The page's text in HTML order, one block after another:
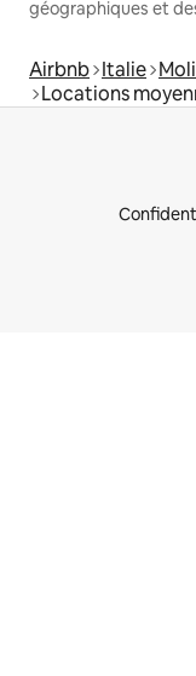
géographiques et
Airbnb Italie
Locations